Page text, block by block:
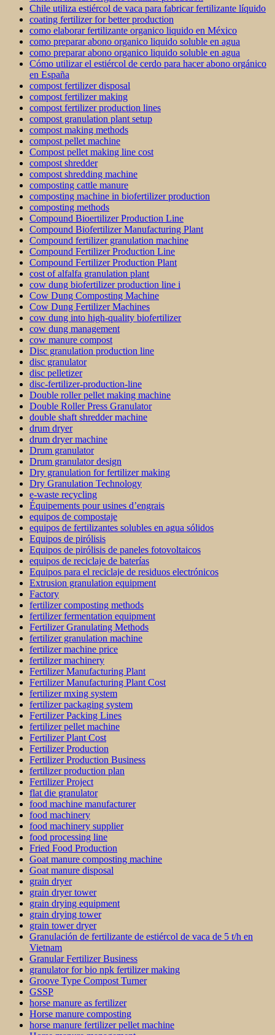
Chile utiliza estiércol de vaca para fabricar fertilizante líquido
coating fertilizer for better production
como elaborar fertilizante organico liquido en México
como preparar abono organico liquido soluble en agua
como preparar abono organico liquido soluble en agua
Cómo utilizar el estiércol de cerdo para hacer abono orgánico
en España
compost fertilizer disposal
compost fertilizer making
compost fertilizer production lines
compost granulation plant setup
compost making methods
compost pellet machine
Compost pellet making line cost
compost shredder
compost shredding machine
composting cattle manure
composting machine in biofertilizer production
composting methods
Compound Bioertilizer Production Line
Compound Biofertilizer Manufacturing Plant
Compound fertilizer granulation machine
Compound Fertilizer Production Line
Compound Fertilizer Production Plant
cost of alfalfa granulation plant
cow dung biofertilizer production line i
Cow Dung Composting Machine
Cow Dung Fertilizer Machines
cow dung into high-quality biofertilizer
cow dung management
cow manure compost
Disc granulation production line
disc granulator
disc pelletizer
disc-fertilizer-production-line
Double roller pellet making machine
Double Roller Press Granulator
double shaft shredder machine
drum dryer
drum dryer machine
Drum granulator
Drum granulator design
Dry granulation for fertilizer making
Dry Granulation Technology
e-waste recycling
Équipements pour usines d’engrais
equipos de compostaje
equipos de fertilizantes solubles en agua sólidos
Equipos de pirólisis
Equipos de pirólisis de paneles fotovoltaicos
equipos de reciclaje de baterías
Equipos para el reciclaje de residuos electrónicos
Extrusion granulation equipment
Factory
fertilizer composting methods
fertilizer fermentation equipment
Fertilizer Granulating Methods
fertilizer granulation machine
fertilizer machine price
fertilizer machinery
Fertilizer Manufacturing Plant
Fertilizer Manufacturing Plant Cost
fertilizer mxing system
fertilizer packaging system
Fertilizer Packing Lines
fertilizer pellet machine
Fertilizer Plant Cost
Fertilizer Production
Fertilizer Production Business
fertilizer production plan
Fertilizer Project
flat die granulator
food machine manufacturer
food machinery
food machinery supplier
food processing line
Fried Food Production
Goat manure composting machine
Goat manure disposal
grain dryer
grain dryer tower
grain drying equipment
grain drying tower
grain tower dryer
Granulación de fertilizante de estiércol de vaca de 5 t/h en
Vietnam
Granular Fertilizer Business
granulator for bio npk fertilizer making
Groove Type Compost Turner
GSSP
horse manure as fertilizer
Horse manure composting
horse manure fertilizer pellet machine